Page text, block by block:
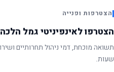
הצטרפות ופנייה
הצטרפו לאינפיניטי גמל הלכה
שעות.